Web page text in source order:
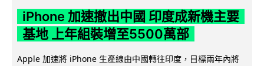
iPhone 加速撤出中國 印度成新機主要
基地 上年組裝增至5500萬部
Apple 加速將 iPhone 生產線由中國轉往印度，目標兩年內將